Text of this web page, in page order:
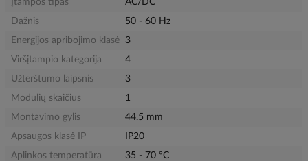
Įtampos tipas
AC/DC
Dažnis
50 - 60 Hz
Energijos apribojimo klasė
3
Viršįtampio kategorija
4
Užterštumo laipsnis
3
Modulių skaičius
1
Montavimo gylis
44.5 mm
Apsaugos klasė IP
IP20
Aplinkos temperatūra
35 - 70 °C